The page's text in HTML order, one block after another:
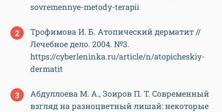
sovremennye-metody-terapii
Трофимова И. Б. Атопический дерматит //
Лечебное дело. 2004. №3.
https://cyberleninka.ru/article/n/atopicheskiy-
dermatit
Абдуллоева М. А., Зоиров П. Т. Современный
взгляд на разноцветный лишай: некоторые